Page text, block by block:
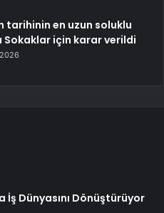
tarihinin en uzun soluklu
Sokaklar için karar verildi
İş Dünyasını Dönüştürüyor